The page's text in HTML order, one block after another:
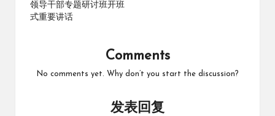
领导干部专题研讨班开班
式重要讲话
Comments
No comments yet. Why don’t you start the discussion?
发表回复